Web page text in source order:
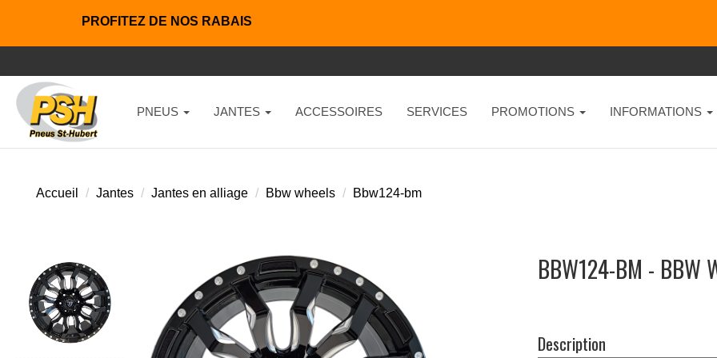
PROFITEZ DE NOS RABAIS
PNEUS JANTES ACCESSOIRES SERVICES PROMOTIONS INFORMATIONS
Accueil Jantes Jantes en alliage Bbw wheels Bbw124-bm
BBW124-BM - BBW
Description